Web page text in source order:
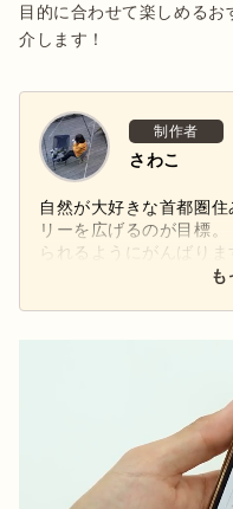
目的に合わせて楽しめる
介します！
制作者
さわこ
自然が大好きな首都圏
リーを広げるのが目標
られるようにがんばりま
も